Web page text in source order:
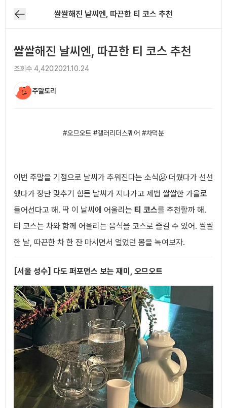
쌀쌀해진 날씨엔, 따끈한 티 코스 추천
쌀쌀해진 날씨엔, 따끈한 티 코스 추천
조회수 4,4202021.10.24
주말토리
#오므오트 #갤러리더스퀘어 #차덕분
이번 주말을 기점으로 날씨가 추워진다는 소식🥶 더웠다가 선선
했다가 장단 맞추기 힘든 날씨가 지나가고 제법 쌀쌀한 가을로
들어선다고 해. 딱 이 날씨에 어울리는 티 코스를 추천할까 해.
티 코스는 차와 함께 어울리는 음식을 코스로 즐길 수 있어. 쌀쌀
한 날, 따끈한 차 한 잔 마시면서 얼었던 몸을 녹여보자.
[서울 성수] 다도 퍼포먼스 보는 재미, 오므오트